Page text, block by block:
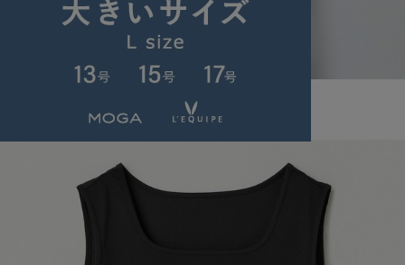
(てぃーしゃつ)